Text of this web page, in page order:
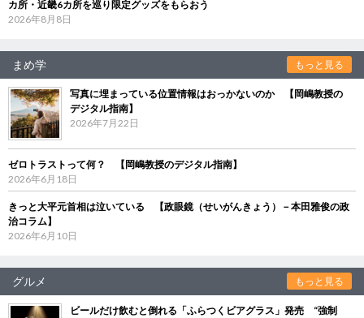
カ所・近畿6カ所を巡り限定グッズをもらおう
2026年8月8日
まめ学 もっと見る
写真に埋まっている位置情報はおっかないのか 【岡嶋教授の
デジタル指南】
2026年7月22日
ゼロトラストって何？ 【岡嶋教授のデジタル指南】
2026年6月18日
きっと大平元首相は泣いている 【政眼鏡（せいがんきょう）－本田雅俊の政
治コラム】
2026年6月10日
グルメ もっと見る
ビールだけ飲むと倒れる「ふらつくビアグラス」発売 “強制